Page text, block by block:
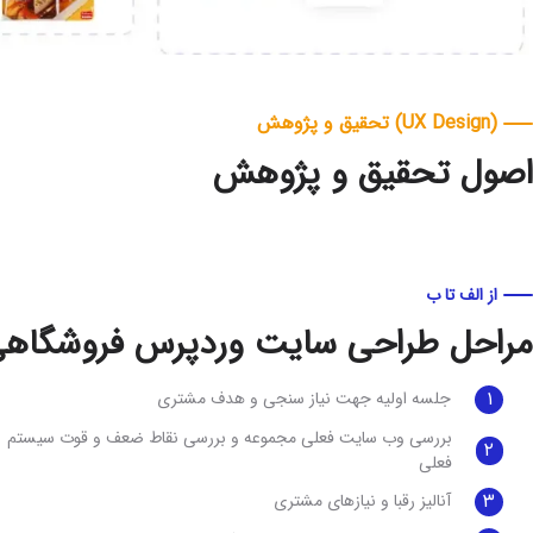
(UX Design) تحقیق و پژوهش
اصول تحقیق و پژوهش
از الف تا ب
مراحل طراحی سایت وردپرس
۱ جلسه اولیه جهت نیاز سنجی و هدف مشتری
۲
بررسی وب سایت فعلی مجموعه و بررسی نقاط ضعف و قوت سیستم
فعلی
۳ آنالیز رقبا و نیازهای مشتری